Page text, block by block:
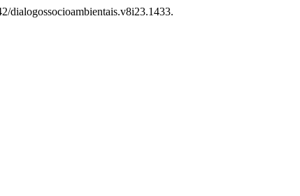
dialogossocioambientais.v8i23.1433.